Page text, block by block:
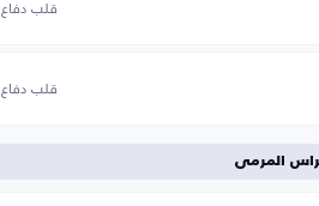
قلب دفاع
قلب دفاع
المرمى